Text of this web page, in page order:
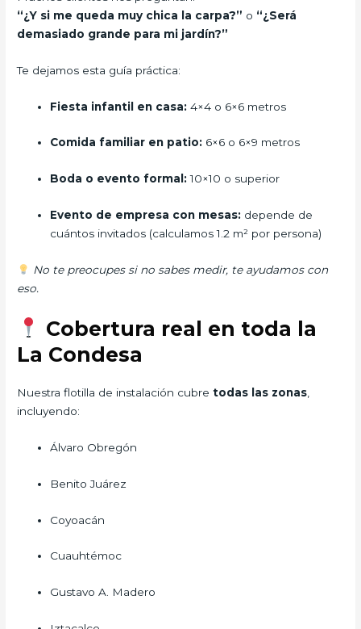
“¿Y si me queda muy chica la carpa?” o “¿Será
demasiado grande para mi jardín?”
Te dejamos esta guía práctica:
Fiesta infantil en casa: 4×4 o 6×6 metros
Comida familiar en patio: 6×6 o 6×9 metros
Boda o evento formal:10×10 o superior
Evento de empresa con mesas: depende de
cuántos invitados (calculamos 1.2 m² por persona)
No te preocupes si no sabes medir, te ayudamos con
eso.
Cobertura real en toda la
La Condesa
Nuestra flotilla de instalación cubretodas las zonas
incluyendo:
Álvaro Obregón
Benito Juárez
Coyoacán
Cuauhtémoc
Gustavo A. Madero